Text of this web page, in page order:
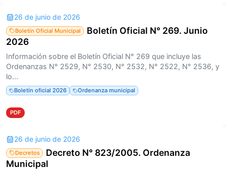
26 de junio de 2026
Boletín Oficial Municipal
Boletín Oficial N° 269. Junio
2026
Información sobre el Boletín Oficial N° 269 que incluye las
Ordenanzas N° 2529, N° 2530, N° 2532, N° 2522, N° 2536, y
lo...
Boletín oficial 2026 Ordenanza municipal
PDF
26 de junio de 2026
Decretos
Decreto N° 823/2005. Ordenanza
Municipal